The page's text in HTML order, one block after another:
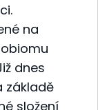
na
dnes
základě
složení